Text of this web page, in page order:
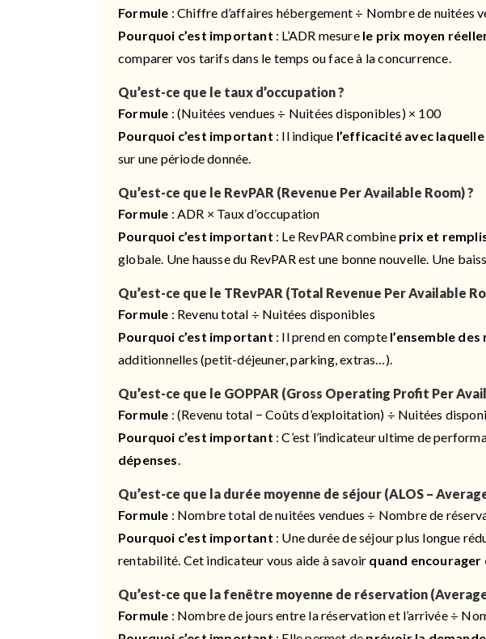
Formule : Chiffre d’affaires hébergement ÷ Nombre de nuitées
Pourquoi c’est important : L’ADR mesure le prix moyen
comparer vos tarifs dans le temps ou face à la concurrence.
Qu’est-ce que le taux d’occupation ?
Formule : (Nuitées vendues ÷ Nuitées disponibles) × 100
Pourquoi c’est important : Il indique l’efficacité avec
sur une période donnée.
Qu’est-ce que le RevPAR (Revenue Per Available Room) ?
Formule : ADR × Taux d’occupation
Pourquoi c’est important : Le RevPAR combine prix et
globale. Une hausse du RevPAR est une bonne nouvelle. Une
Qu’est-ce que le TRevPAR (Total Revenue Per Available
Formule : Revenu total ÷ Nuitées disponibles
Pourquoi c’est important : Il prend en compte l’ensemble des
additionnelles (petit-déjeuner, parking, extras…).
Qu’est-ce que le GOPPAR (Gross Operating Profit Per
Formule : (Revenu total − Coûts d’exploitation) ÷ Nuitées
Pourquoi c’est important : C’est l’indicateur ultime de
dépenses.
Qu’est-ce que la durée moyenne de séjour (ALOS –
Formule : Nombre total de nuitées vendues ÷ Nombre de
Pourquoi c’est important : Une durée de séjour plus longue
rentabilité. Cet indicateur vous aide à savoir quand encourager
Qu’est-ce que la fenêtre moyenne de réservation
Formule : Nombre de jours entre la réservation et l’arrivée ÷